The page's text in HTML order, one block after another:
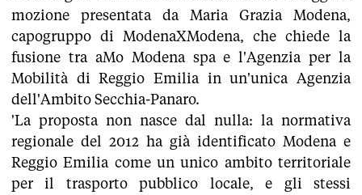
mozione presentata da Maria Grazia Modena,
capogruppo di ModenaXModena, che chiede la
fusione tra aMo Modena spa e l'Agenzia per la
Mobilità di Reggio Emilia in un'unica Agenzia
dell'Ambito Secchia-Panaro.
'La proposta non nasce dal nulla: la normativa
regionale del 2012 ha già identificato Modena e
Reggio Emilia come un unico ambito territoriale
per il trasporto pubblico locale, e gli stessi